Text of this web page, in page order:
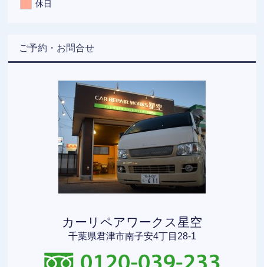
休日
ご予約・お問合せ
カーリペアワークス星空
千葉県君津市南子安4丁目28-1